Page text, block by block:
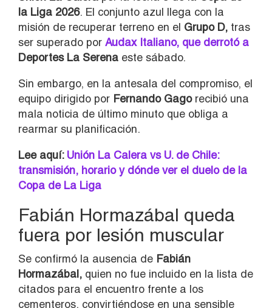
la Liga 2026. El conjunto azul llega con la
misión de recuperar terreno en el Grupo D, tras
ser superado por Audax Italiano, que derrotó a
Deportes La Serena este sábado.
Sin embargo, en la antesala del compromiso, el
equipo dirigido por Fernando Gago recibió una
mala noticia de último minuto que obliga a
rearmar su planificación.
Lee aquí: Unión La Calera vs U. de Chile:
transmisión, horario y dónde ver el duelo de la
Copa de La Liga
Fabián Hormazábal queda
fuera por lesión muscular
Se confirmó la ausencia de Fabián
Hormazábal, quien no fue incluido en la lista de
citados para el encuentro frente a los
cementeros, convirtiéndose en una sensible